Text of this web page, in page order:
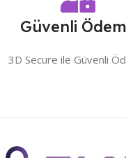
Güvenli
3D Secure ile Güvenli